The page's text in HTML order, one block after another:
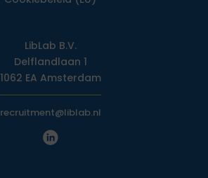
LibLab B.V.
Delflandlaan 1
1062 EA Amsterdam
recruitment@liblab.nl